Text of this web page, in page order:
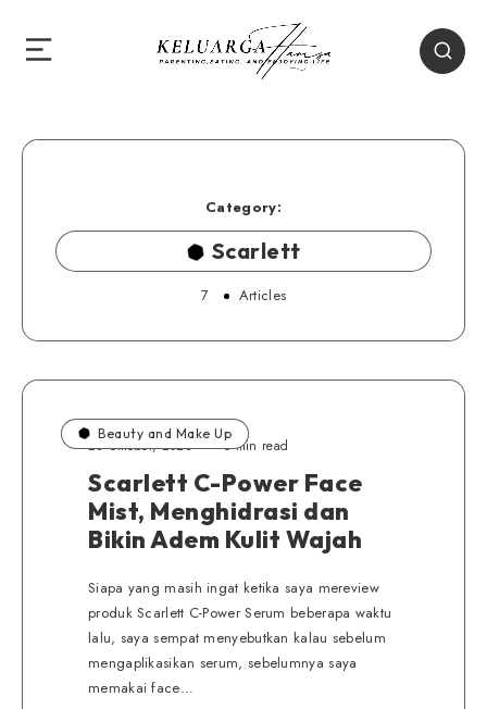
Category:
Scarlett
7 Articles
Beauty and Make Up
28 Oktober, 2023 5 min read
Scarlett C-Power Face
Mist, Menghidrasi dan
Bikin Adem Kulit Wajah
Siapa yang masih ingat ketika saya mereview
produk Scarlett C-Power Serum beberapa waktu
lalu, saya sempat menyebutkan kalau sebelum
mengaplikasikan serum, sebelumnya saya
memakai face…